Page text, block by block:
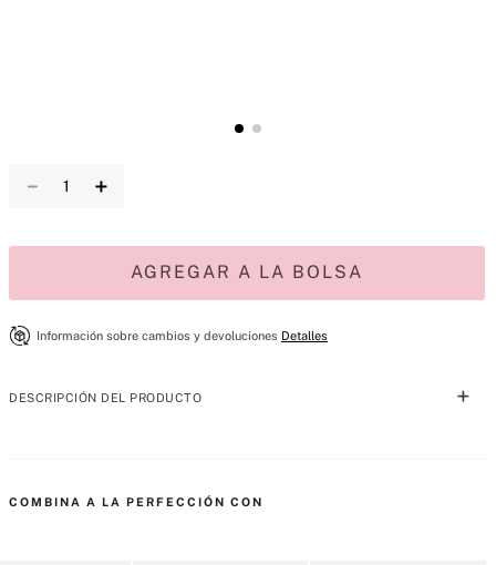
＋
－
AGREGAR A LA BOLSA
Información sobre cambios y devoluciones Detalles
DESCRIPCIÓN DEL PRODUCTO
COMBINA A LA PERFECCIÓN CON